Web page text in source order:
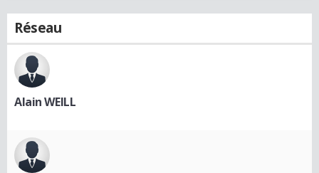
Réseau
Alain WEILL